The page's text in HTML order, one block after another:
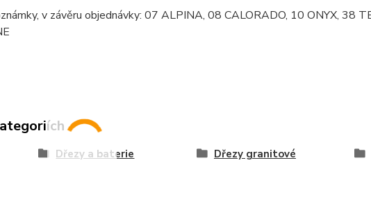
v závěru objednávky: 07 ALPINA, 08 CALORADO, 10 ONYX, 38
Dřezy a baterie Dřezy granitové